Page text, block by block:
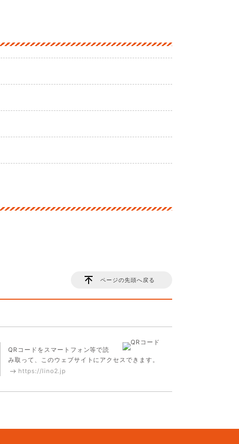
ページの先頭へ戻る
QRコードをスマートフォン等で読
み取って、 このウェブサイトにアクセスできます。
https://lino2.jp